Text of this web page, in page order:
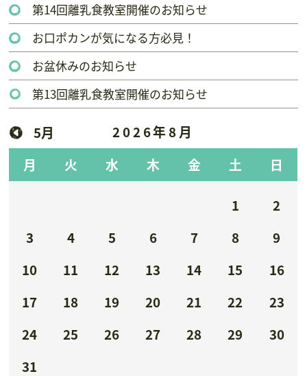
第14回離乳食教室開催のお知らせ
お口ポカンが気になる方必見！
お盆休みのお知らせ
第13回離乳食教室開催のお知らせ
2026年8月
月
火 水 木 金 土 日
5月
1
2
3
4 5 6 7 8
9
10
11 12 13 14 15
16
17
18 19 20 21 22
23
24
25 26 27 28 29
30
31